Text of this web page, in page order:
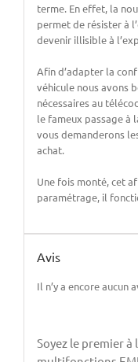
terme. En effet, la
permet de résister à
devenir illisible à
Afin d’adapter la
véhicule nous avons
nécessaires au
le fameux passage à
vous demanderons
achat.
Une fois monté, cet
paramétrage, il
Avis
Il n’y a encore aucun
Soyez le premier